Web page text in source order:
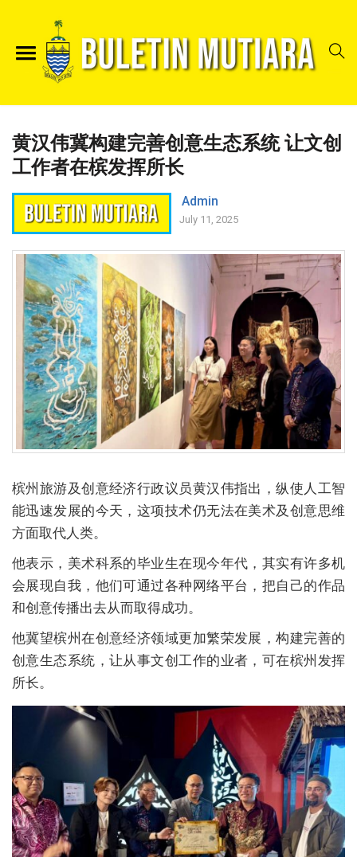
黄汉伟冀构建完善创意生态系统 让文创
工作者在槟发挥所长
Admin
July 11, 2025
槟州旅游及创意经济行政议员黄汉伟指出，纵使人工智
能迅速发展的今天，这项技术仍无法在美术及创意思维
方面取代人类。
他表示，美术科系的毕业生在现今年代，其实有许多机
会展现自我，他们可通过各种网络平台，把自己的作品
和创意传播出去从而取得成功。
他冀望槟州在创意经济领域更加繁荣发展，构建完善的
创意生态系统，让从事文创工作的业者，可在槟州发挥
所长。